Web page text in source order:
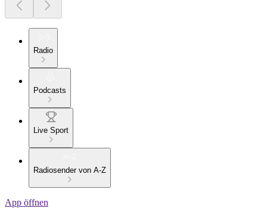
Radio
Podcasts
Live Sport
Radiosender von A-Z
App öffnen